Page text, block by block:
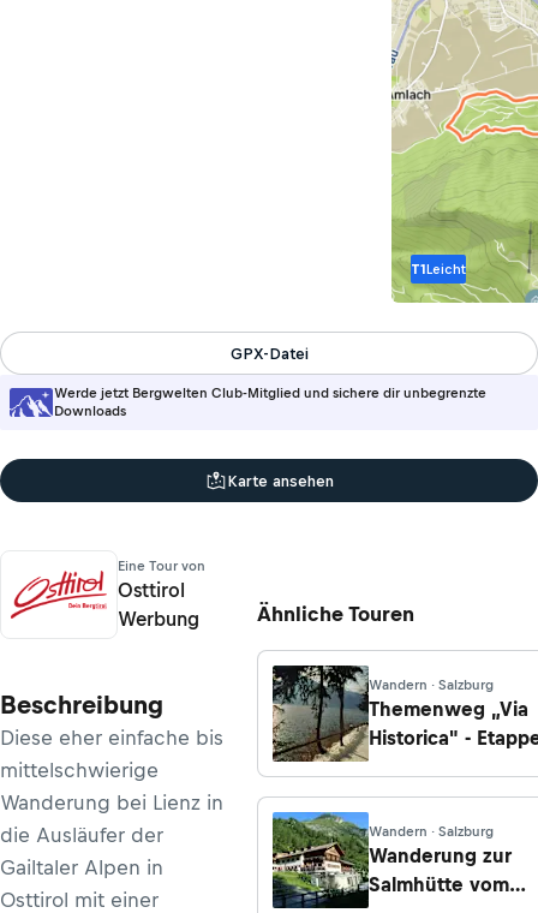
T1Leicht
Werde jetzt Bergwelten Club-Mitglied und sichere dir unbegrenzte
Downloads
GPX-Datei
Karte ansehen
Eine Tour von
Osttirol
Werbung
Beschreibung
Diese eher einfache bis
mittelschwierige
Wanderung bei Lienz in
die Ausläufer der
Gailtaler Alpen in
Osttirol mit einer
Ähnliche Touren
Wandern · Salzburg
Themenweg „Via
Historica" -
Traunkirchen -
Wandern · Salzburg
Wanderung zur
Salmhütte vom